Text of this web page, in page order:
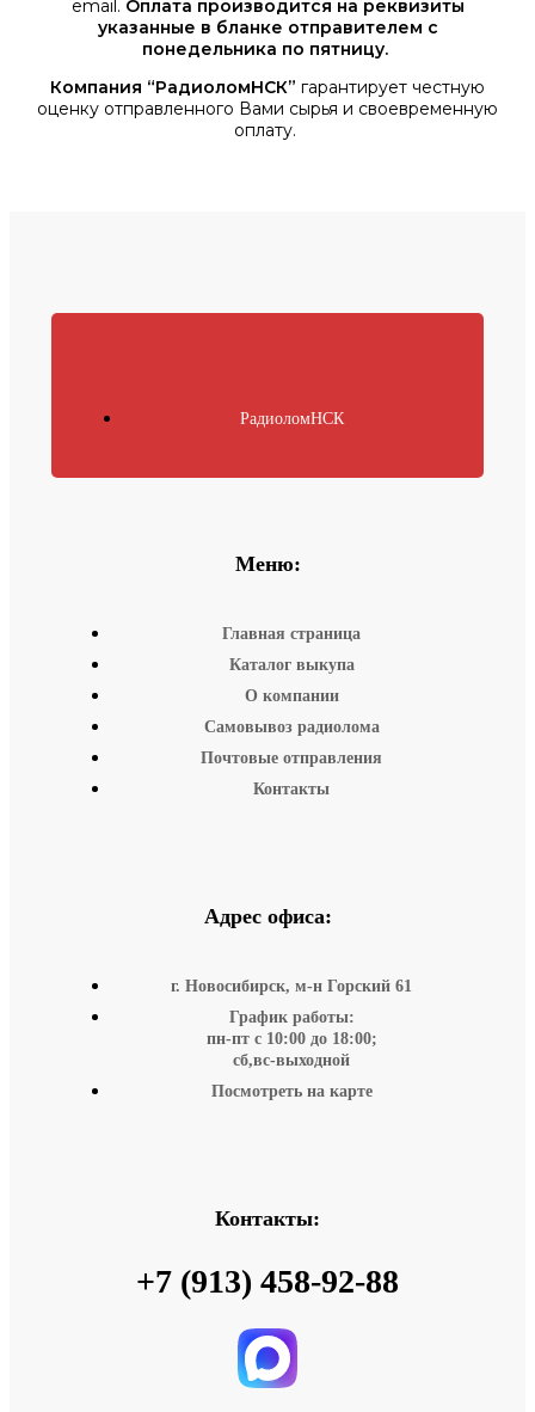
email. Оплата производится на реквизиты
указанные в бланке отправителем с
понедельника по пятницу.
Компания “РадиоломНСК” гарантирует честную
оценку отправленного Вами сырья и своевременную
оплату.
РадиоломНСК
Меню:
Главная страница
Каталог выкупа
О компании
Самовывоз радиолома
Почтовые отправления
Контакты
Адрес офиса:
г. Новосибирск, м-н Горский 61
График работы:
пн-пт с 10:00 до 18:00;
сб,вс-выходной
Посмотреть на карте
Контакты:
+7 (913) 458-92-88